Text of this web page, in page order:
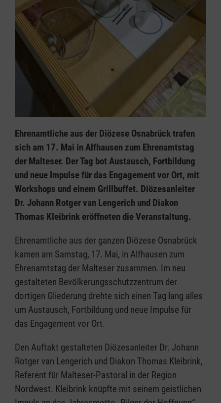
Ehrenamtliche aus der Diözese Osnabrück trafen
sich am 17. Mai in Alfhausen zum Ehrenamtstag
der Malteser. Der Tag bot Austausch, Fortbildung
und neue Impulse für das Engagement vor Ort, mit
Workshops und einem Grillbuffet. Diözesanleiter
Dr. Johann Rotger van Lengerich und Diakon
Thomas Kleibrink eröffneten die Veranstaltung.
Ehrenamtliche aus der ganzen Diözese Osnabrück
kamen am Samstag, 17. Mai, in Alfhausen zum
Ehrenamtstag der Malteser zusammen. Im neu
gestalteten Bevölkerungsschutzzentrum der
dortigen Gliederung drehte sich einen Tag lang alles
um Austausch, Fortbildung und neue Impulse für
das Engagement vor Ort.
Den Auftakt gestalteten Diözesanleiter Dr. Johann
Rotger van Lengerich und Diakon Thomas Kleibrink,
Referent für Malteser-Pastoral in der Region
Nordwest. Kleibrink knüpfte mit seinem geistlichen